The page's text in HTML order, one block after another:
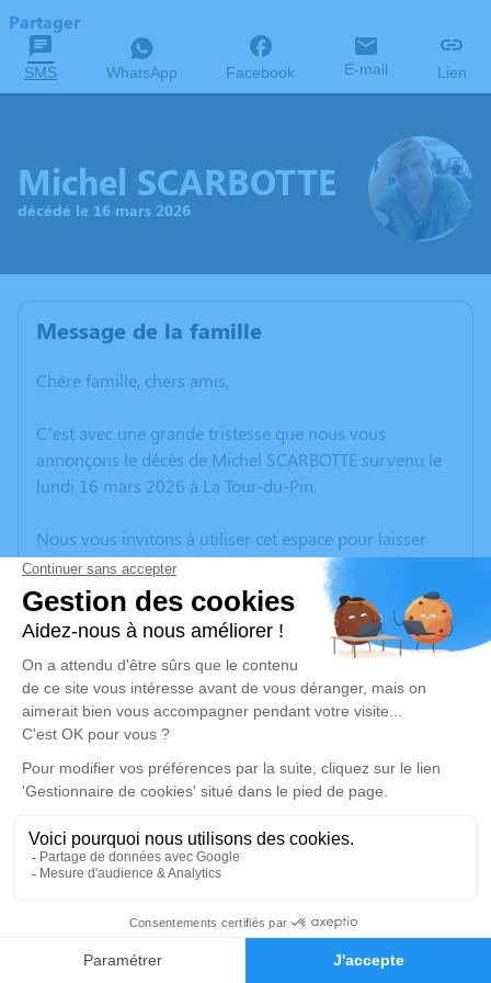
Faire-part Hommages
Partager
SMS WhatsApp Facebook E-mail Lien
Michel SCARBOTTE
décédé le 16 mars 2026
Message de la famille
Chère famille, chers amis,
C’est avec une grande tristesse que nous vous
annonçons le décès de Michel SCARBOTTE survenu le
lundi 16 mars 2026 à La Tour-du-Pin.
Nous vous invitons à utiliser cet espace pour laisser
vos condoléances, partager des photos souvenirs, une
anecdote ou exprimer vos pensées à travers des
poèmes ou des textes. Cet endroit est un lieu
d'expression dédié à honorer la mémoire de Michel
SCARBOTTE.
Un service de plantation d’arbre hommage est
disponible ici.
Je rends hommage
Cérémonie
Crématorium de CHAMBERY 86, square Louis
Sève 73000 CHAMBERY